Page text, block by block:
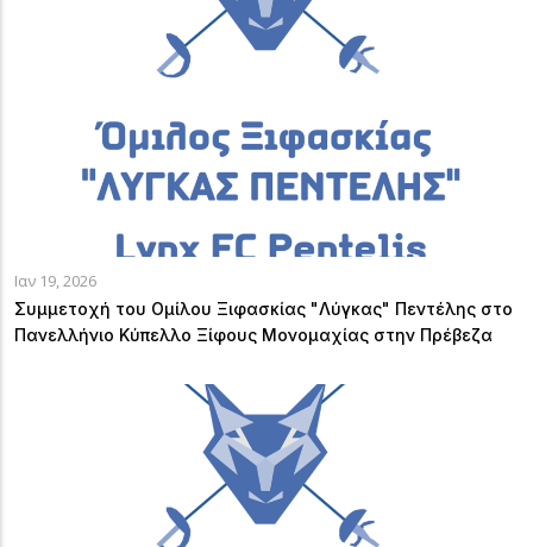
Ιαν 19, 2026
Συμμετοχή του Ομίλου Ξιφασκίας "Λύγκας" Πεντέλης στο
Πανελλήνιο Κύπελλο Ξίφους Μονομαχίας στην Πρέβεζα